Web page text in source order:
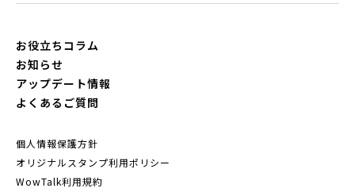
お役立ちコラム
お知らせ
アップデート情報
よくあるご質問
個人情報保護方針
オリジナルスタンプ利用ポリシー
WowTalk利用規約